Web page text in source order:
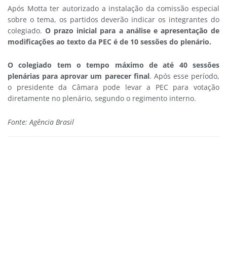
Após Motta ter autorizado a instalação da comissão especial
sobre o tema, os partidos deverão indicar os integrantes do
colegiado.O prazo inicial para a análise e apresentação de
modificações ao texto da PEC é de 10 sessões do plenário.
O colegiado tem o tempo máximo de até 40 sessões
plenárias para aprovar um parecer final. Após esse período,
o presidente da Câmara pode levar a PEC para votação
diretamente no plenário, segundo o regimento interno.
Fonte: Agência Brasil